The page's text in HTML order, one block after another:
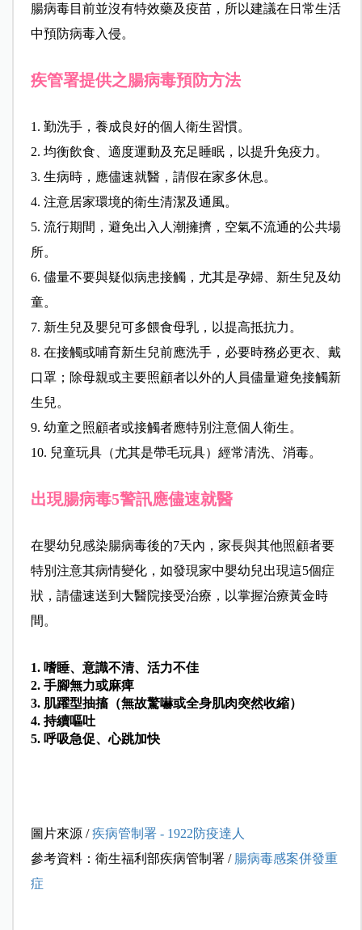
腸病毒目前並沒有特效藥及疫苗，所以建議在日常生活
中預防病毒入侵。
疾管署提供之腸病毒預防方法
1. 勤洗手，養成良好的個人衛生習慣。
2. 均衡飲食、適度運動及充足睡眠，以提升免疫力。
3. 生病時，應儘速就醫，請假在家多休息。
4. 注意居家環境的衛生清潔及通風。
5. 流行期間，避免出入人潮擁擠，空氣不流通的公共場
所。
6. 儘量不要與疑似病患接觸，尤其是孕婦、新生兒及幼
童。
7. 新生兒及嬰兒可多餵食母乳，以提高抵抗力。
8. 在接觸或哺育新生兒前應洗手，必要時務必更衣、戴
口罩；除母親或主要照顧者以外的人員儘量避免接觸新
生兒。
9. 幼童之照顧者或接觸者應特別注意個人衛生。
10. 兒童玩具（尤其是帶毛玩具）經常清洗、消毒。
出現腸病毒5警訊應儘速就醫
在嬰幼兒感染腸病毒後的7天內，家長與其他照顧者要
特別注意其病情變化，如發現家中嬰幼兒出現這5個症
狀，請儘速送到大醫院接受治療，以掌握治療黃金時
間。
1. 嗜睡、意識不清、活力不佳
2. 手腳無力或麻痺
3. 肌躍型抽搐（無故驚嚇或全身肌肉突然收縮）
4. 持續嘔吐
5. 呼吸急促、心跳加快
圖片來源 /疾病管制署 - 1922防疫達人
參考資料：衛生福利部疾病管制署 / 腸病毒感案併發重
症